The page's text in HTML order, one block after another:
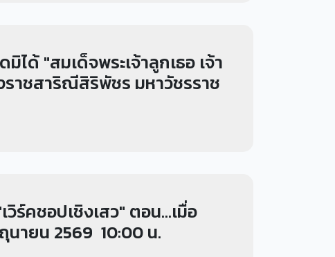
ด้ "สมเด็จพระเจ้าลูกเธอ เจ้า
าชสาริณีสิริพัชร มหาวัชรราช
ร์คชอปเชิงเสว" ตอน...เมื่อ
นายน 2569 10:00 น.